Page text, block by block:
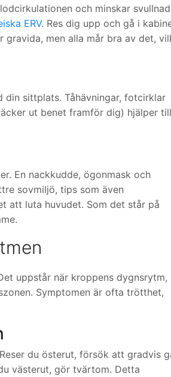
och minskar
ERV. Res dig upp och gå i
men alla mår bra av det,
din sittplats. Tåhävningar, fotcirklar
ut benet framför dig) hjälper till
En nackkudde, ögonmask och
sovmiljö, tips som även
att luta huvudet. Som det står på
uppstår när kroppens dygnsrytm,
Symptomen är ofta trötthet,
du österut, försök att gradvis
västerut, gör tvärtom. Detta